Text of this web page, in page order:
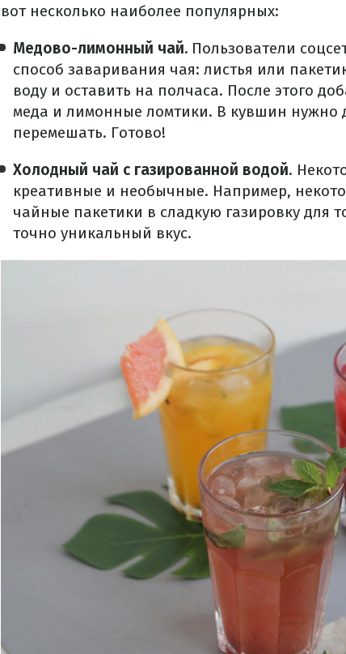
вот несколько наиболее популярных:
Медово-лимонный чай. Пользователи
способ заваривания чая: листья или
воду и оставить на полчаса. После этого
меда и лимонные ломтики. В кувшин нужно
перемешать. Готово!
Холодный чай с газированной водой.
креативные и необычные. Например,
чайные пакетики в сладкую газировку для
точно уникальный вкус.